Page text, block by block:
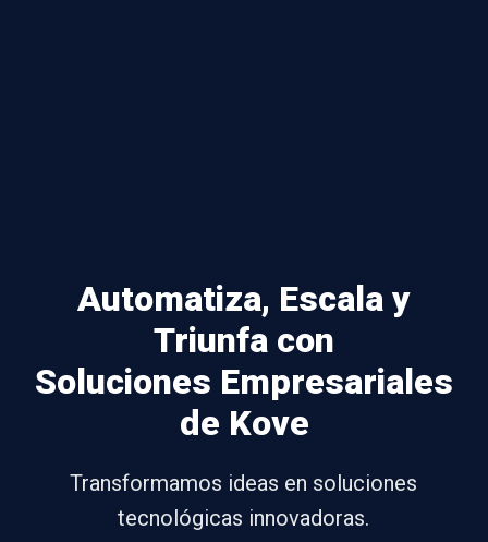
Automatiza, Escala y
Triunfa con
Soluciones Empresariales
de Kove
Transformamos ideas en soluciones
tecnológicas innovadoras.